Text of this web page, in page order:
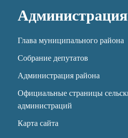
Администрация
Глава муниципального района
Собрание депутатов
Администрация района
Официальные страницы
администраций
Карта сайта